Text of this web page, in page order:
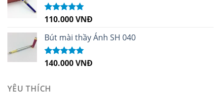
Được xếp
sao
110.000VNĐ
Bút mài thầy Ánh SH 040
Được xếp
140.000VNĐ
YÊU THÍCH